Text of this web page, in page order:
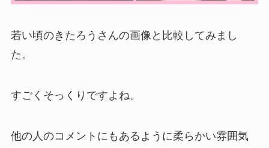
若い頃のきたろうさんの画像と比較してみまし
た。
すごくそっくりですよね。
他の人のコメントにもあるように柔らかい雰囲気